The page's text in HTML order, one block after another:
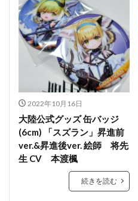
2022年10月16日
大陸公式グッズ 缶バッジ
(6cm) 「スズラン」昇進前
ver.&昇進後ver. 絵師 将先
生 CV 本渡楓
続きを読む